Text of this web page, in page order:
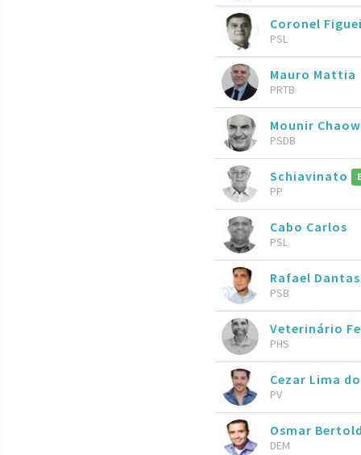
Coronel
PSL
Mauro Mattia
PRTB
Mounir
PSDB
Schiavinato
PP
Cabo Carlos
PSL
Rafael Dantas
PSB
Veterinário
PHS
Cezar Lima
PV
Osmar
DEM